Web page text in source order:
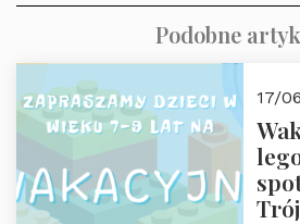
Podobne
17/